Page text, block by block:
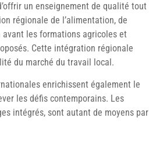
un enseignement de qualité tout
régionale de l’alimentation, de
les formations agricoles et
Cette intégration régionale
du marché du travail local.
enrichissent également le
les défis contemporains. Les
intégrés, sont autant de moyens par